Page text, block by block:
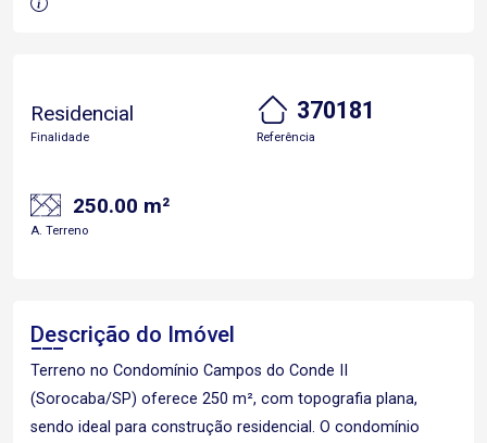
Residencial
Finalidade
370181
Referência
250.00 m²
A. Terreno
Descrição do Imóvel
Terreno no Condomínio Campos do Conde II
(Sorocaba/SP) oferece 250 m², com topografia plana,
sendo ideal para construção residencial. O condomínio